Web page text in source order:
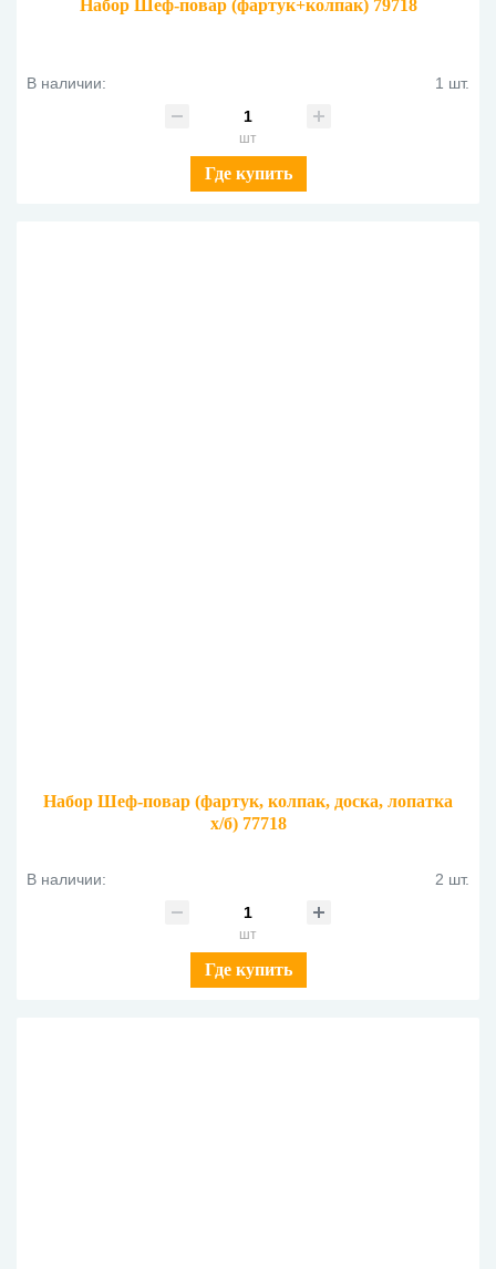
Набор Шеф-повар (фартук+колпак) 79718
В наличии: 1 шт.
шт
Где купить
Набор Шеф-повар (фартук, колпак, доска, лопатка
х/б) 77718
В наличии: 2 шт.
шт
Где купить